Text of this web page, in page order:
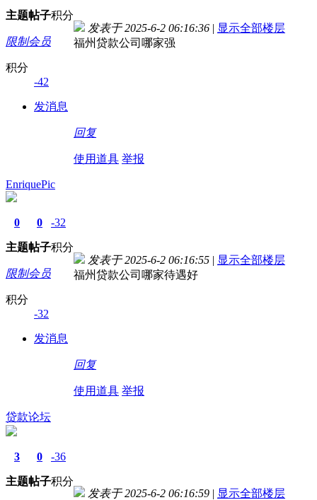
主题帖子积分
限制会员
积分
-42
发消息
发表于 2025-6-2 06:16:36 | 显示全部楼层
福州贷款公司哪家强
回复
使用道具 举报
EnriquePic
0
主题
0
帖子
-32
积分
限制会员
积分
-32
发消息
发表于 2025-6-2 06:16:55 | 显示全部楼层
福州贷款公司哪家待遇好
回复
使用道具 举报
贷款论坛
3
主题
0
帖子
-36
积分
发表于 2025-6-2 06:16:59 | 显示全部楼层